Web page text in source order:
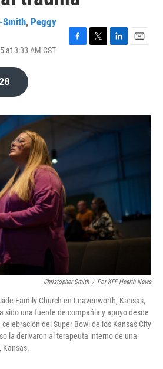
Smith, Peggy
at 3:33 AM CST
o
r
I
Christopher Smith / Por KFF Health News
Family Church en Leavenworth, Kansas,
sido una fuente de compañía y apoyo desde
del Super Bowl de los Kansas City
la derivaron al terapeuta interno de una
Kansas.